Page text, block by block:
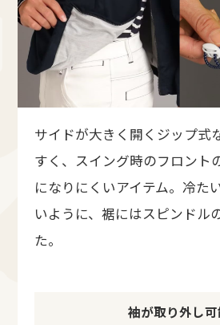
サイドが大きく開くジップ式
すく、スイング時のフロント
になりにくいアイテム。冷た
いように、裾にはスピンドル
た。
袖が取り外し可